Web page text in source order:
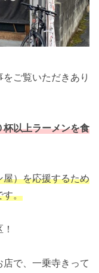
ご覧いただきあり
杯以上ラーメンを食
）を応援するため
す。
で、一乗寺きって